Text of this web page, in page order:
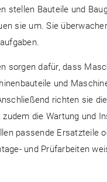
stellen Bauteile und
sie um. Sie
sorgen dafür, dass
und
richten sie
die Wartung und
passende Ersatzteile
und Prüfarbeiten